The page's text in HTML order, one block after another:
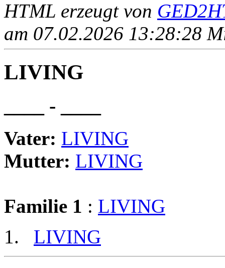
HTML erzeugt von
am 07.02.2026 13:28:28
LIVING
____ - ____
Vater: LIVING
Mutter: LIVING
Familie 1 : LIVING
LIVING